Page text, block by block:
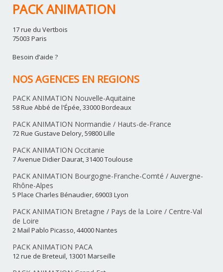
PACK ANIMATION
17 rue du Vertbois
75003 Paris
Besoin d’aide ?
NOS AGENCES EN REGIONS
PACK ANIMATION Nouvelle-Aquitaine
58 Rue Abbé de l'Épée, 33000 Bordeaux
PACK ANIMATION Normandie / Hauts-de-France
72 Rue Gustave Delory, 59800 Lille
PACK ANIMATION Occitanie
7 Avenue Didier Daurat, 31400 Toulouse
PACK ANIMATION Bourgogne-Franche-Comté / Auvergne-
Rhône-Alpes
5 Place Charles Bénaudier, 69003 Lyon
PACK ANIMATION Bretagne / Pays de la Loire / Centre-Val
de Loire
2 Mail Pablo Picasso, 44000 Nantes
PACK ANIMATION PACA
12 rue de Breteuil, 13001 Marseille